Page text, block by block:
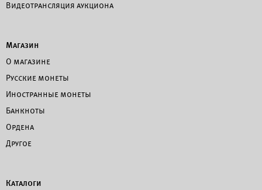
Видеотрансляция аукциона
Магазин
О магазине
Русские монеты
Иностранные монеты
Банкноты
Ордена
Другое
Каталоги